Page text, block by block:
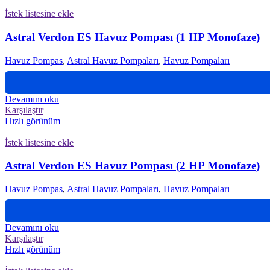
İstek listesine ekle
Astral Verdon ES Havuz Pompası (1 HP Monofaze)
Havuz Pompas, Astral Havuz Pompaları, Havuz Pompaları
Devamını oku
Karşılaştır
Hızlı görünüm
İstek listesine ekle
Astral Verdon ES Havuz Pompası (2 HP Monofaze)
Havuz Pompas, Astral Havuz Pompaları, Havuz Pompaları
Devamını oku
Karşılaştır
Hızlı görünüm